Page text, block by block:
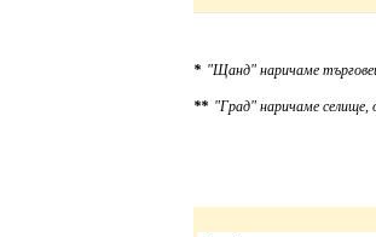
* "Щанд" наричаме
** "Град" наричаме